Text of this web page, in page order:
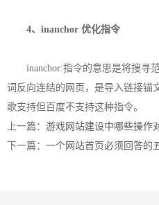
4、inanchor 优化指令
inanchor:指令的意思是将搜寻
词反向连结的网页，是导入链接锚
歌支持但百度不支持这种指令。
上一篇： 游戏网站建设中哪些操作
下一篇： 一个网站首页必须回答的